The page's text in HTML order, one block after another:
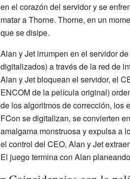
en el corazón del servidor y se
matar a Thorne. Thorne, en un
que se disipe.
Alan y Jet irrumpen en el servidor
digitalizados) a través de la red de
Alan y Jet bloquean el servidor, el
ENCOM de la película original)
de los algoritmos de corrección, los
FCon se digitalizan, se convierten
amalgama monstruosa y expulsa a
el control del CEO, Alan y Jet
El juego termina con Alan